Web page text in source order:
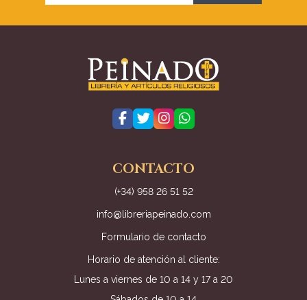
CONTACTO
(+34) 958 26 51 52
info@libreriapeinado.com
Formulario de contacto
Horario de atención al cliente:
Lunes a viernes de 10 a 14 y 17 a 20